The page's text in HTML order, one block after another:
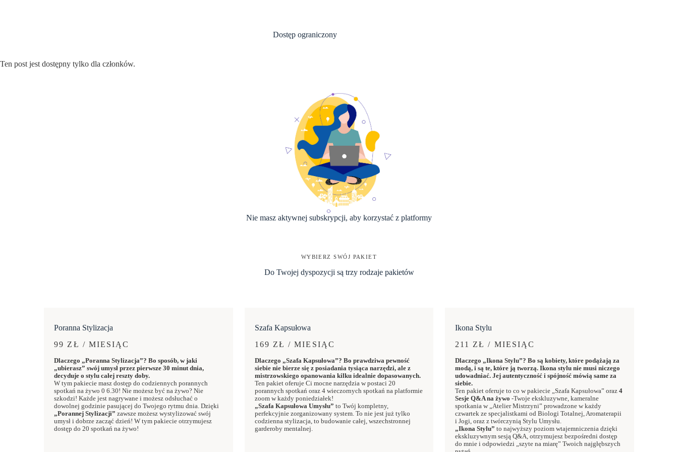
Dostęp ograniczony
Ten post jest dostępny tylko dla członków.
Nie masz aktywnej subskrypcji, aby korzystać z platformy
WYBIERZ SWÓJ PAKIET
Do Twojej dyspozycji są trzy rodzaje pakietów
Poranna Stylizacja
99 ZŁ / MIESIĄC
Dlaczego „Poranna Stylizacja”? Bo sposób, w jaki
„ubierasz” swój umysł przez pierwsze 30 minut dnia,
decyduje o stylu całej reszty doby.
W tym pakiecie masz dostęp do codziennych porannych
spotkań na żywo 0 6.30! Nie możesz być na żywo? Nie
szkodzi! Każde jest nagrywane i możesz odsłuchać o
dowolnej godzinie pasującej do Twojego rytmu dnia. Dzięki
„Porannej Stylizacji” zawsze możesz wystylizować swój
umysł i dobrze zacząć dzień! W tym pakiecie otrzymujesz
dostęp do 20 spotkań na żywo!
Szafa Kapsułowa
169 ZŁ / MIESIĄC
Dlaczego „Szafa Kapsułowa”? Bo prawdziwa pewność
siebie nie bierze się z posiadania tysiąca narzędzi, ale z
mistrzowskiego opanowania kilku idealnie dopasowanych.
Ten pakiet oferuje Ci mocne narzędzia w postaci 20
porannych spotkań oraz 4 wieczornych spotkań na platformie
zoom w każdy poniedziałek!
„Szafa Kapsułowa Umysłu” to Twój kompletny,
perfekcyjnie zorganizowany system. To nie jest już tylko
codzienna stylizacja, to budowanie całej, wszechstronnej
garderoby mentalnej.
Ikona Stylu
211 ZŁ / MIESIĄC
Dlaczego „Ikona Stylu”? Bo są kobiety, które podążają za
modą, i są te, które ją tworzą. Ikona stylu nie musi niczego
udowadniać. Jej autentyczność i spójność mówią same za
siebie.
Ten pakiet oferuje to co w pakiecie „Szafa Kapsułowa” oraz 4
Sesje Q&A na żywo -Twoje ekskluzywne, kameralne
spotkania w „Atelier Mistrzyni” prowadzone w każdy
czwartek ze specjalistkami od Biologi Totalnej, Aromaterapii
i Jogi, oraz z twórczynią Stylu Umysłu.
„Ikona Stylu” to najwyższy poziom wtajemniczenia dzięki
ekskluzywnym sesją Q&A, otrzymujesz bezpośredni dostęp
do mnie i odpowiedzi „szyte na miarę” Twoich najgłębszych